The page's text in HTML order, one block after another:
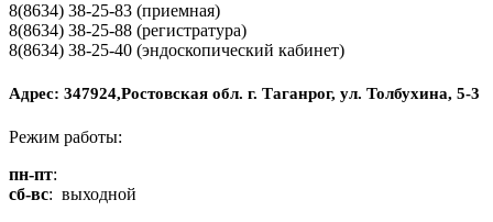
8(8634) 38-25-83 (приемная)
8(8634) 38-25-88 (регистратура)
8(8634) 38-25-40 (эндоскопический кабинет)
Адрес: 347924,Ростовская обл. г. Таганрог, ул. Толбухина, 5-3
Режим работы:
пн-пт:
сб-вс: выходной